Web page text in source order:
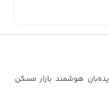
هوشمند بازار مسکن